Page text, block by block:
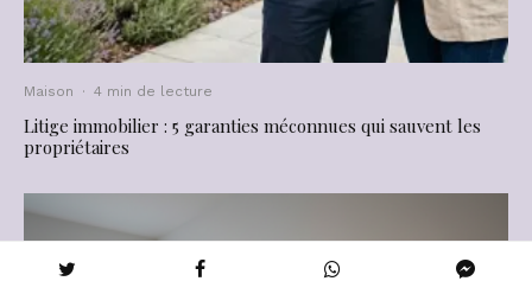
Maison · 4 min de lecture
Litige immobilier : 5 garanties méconnues qui sauvent les
propriétaires